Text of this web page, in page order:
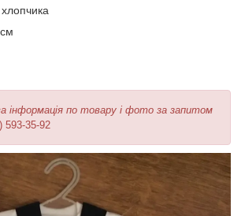
інформація по товару і фото за запитом
593-35-92